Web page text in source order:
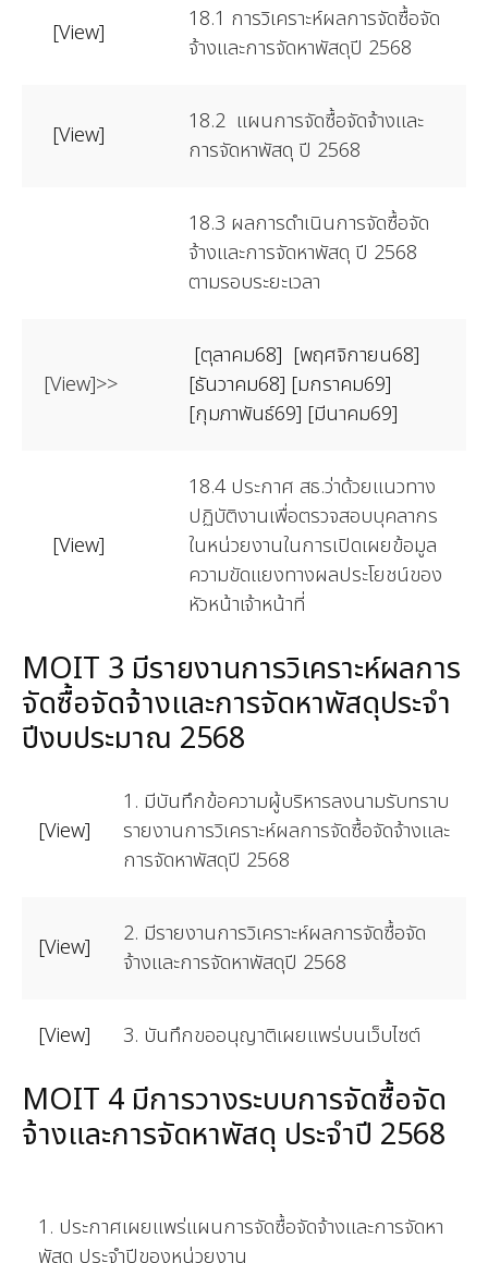
[View]
18.1 การวิเคราะห์ผลการจัดซื้อจัด
จ้างและการจัดหาพัสดุปี 2568
[View]
18.2 แผนการจัดซื้อจัดจ้างและ
การจัดหาพัสดุ ปี 2568
18.3 ผลการดำเนินการจัดซื้อจัด
จ้างและการจัดหาพัสดุ ปี 2568
ตามรอบระยะเวลา
[View]>>
[ตุลาคม68] [พฤศจิกายน68]
[ธันวาคม68] [มกราคม69]
[กุมภาพันธ์69] [มีนาคม69]
[View]
18.4 ประกาศ สธ.ว่าด้วยแนวทาง
ปฏิบัติงานเพื่อตรวจสอบบุคลากร
ในหน่วยงานในการเปิดเผยข้อมูล
ความขัดแยงทางผลประโยชน์ของ
หัวหน้าเจ้าหน้าที่
MOIT 3 มีรายงานการวิเคราะห์ผลการ
จัดซื้อจัดจ้างและการจัดหาพัสดุประจำ
ปีงบประมาณ 2568
[View]
1. มีบันทึกข้อความผู้บริหารลงนามรับทราบ
รายงานการวิเคราะห์ผลการจัดซื้อจัดจ้างและ
การจัดหาพัสดุปี 2568
[View]
2. มีรายงานการวิเคราะห์ผลการจัดซื้อจัด
จ้างและการจัดหาพัสดุปี 2568
[View] 3. บันทึกขออนุญาติเผยแพร่บนเว็บไซต์
MOIT 4 มีการวางระบบการจัดซื้อจัด
จ้างและการจัดหาพัสดุ ประจำปี 2568
1. ประกาศเผยแพร่แผนการจัดซื้อจัดจ้างและการจัดหา
พัสดุ ประจำปีของหน่วยงาน